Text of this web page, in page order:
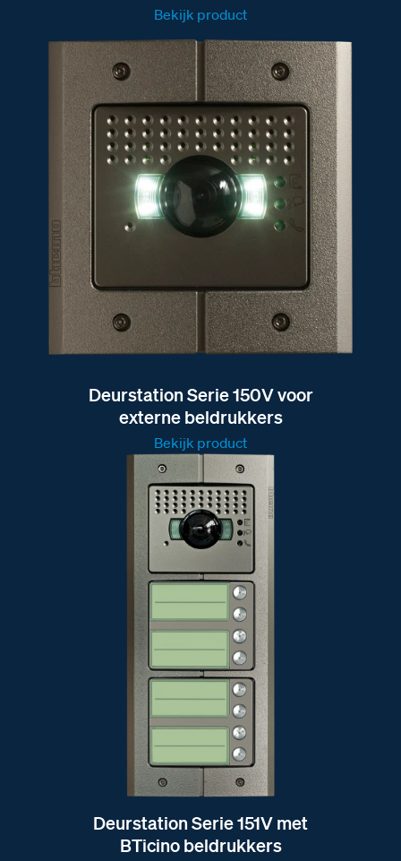
Bekijk product
Deurstation Serie 150V voor
externe beldrukkers
Bekijk product
Deurstation Serie 151V met
BTicino beldrukkers